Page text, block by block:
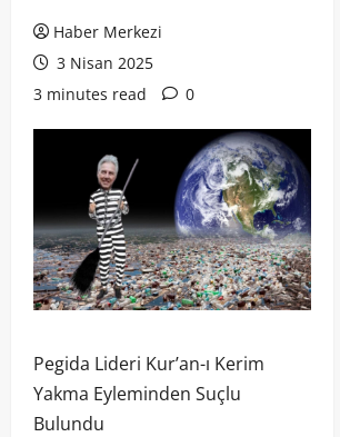
Haber Merkezi
3 Nisan 2025
3 minutes read
0
Pegida Lideri Kur’an-ı Kerim
Yakma Eyleminden Suçlu
Bulundu